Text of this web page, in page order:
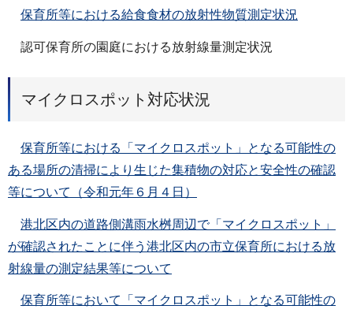
保育所等における給食食材の放射性物質測定状況
認可保育所の園庭における放射線量測定状況
マイクロスポット対応状況
保育所等における「マイクロスポット」となる可能性の
ある場所の清掃により生じた集積物の対応と安全性の確認
等について（令和元年６月４日）
港北区内の道路側溝雨水桝周辺で「マイクロスポット」
が確認されたことに伴う港北区内の市立保育所における放
射線量の測定結果等について
保育所等において「マイクロスポット」となる可能性の